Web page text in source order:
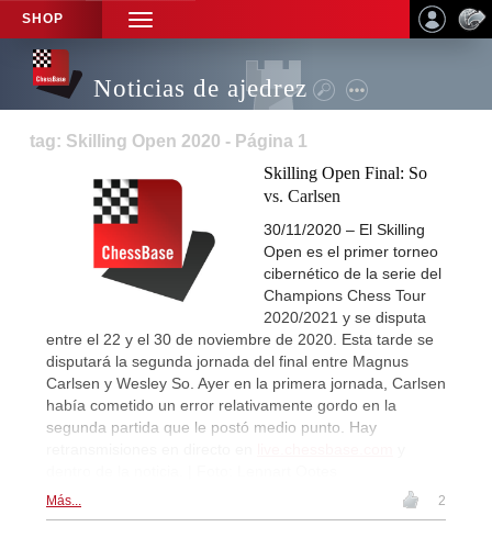
SHOP
TOGGLE
NAVIGATION
Noticias de ajedrez
tag: Skilling Open 2020 - Página 1
Skilling Open Final: So
vs. Carlsen
30/11/2020 – El Skilling
Open es el primer torneo
cibernético de la serie del
Champions Chess Tour
2020/2021 y se disputa
entre el 22 y el 30 de noviembre de 2020. Esta tarde se
disputará la segunda jornada del final entre Magnus
Carlsen y Wesley So. Ayer en la primera jornada, Carlsen
había cometido un error relativamente gordo en la
segunda partida que le postó medio punto. Hay
Más... 2